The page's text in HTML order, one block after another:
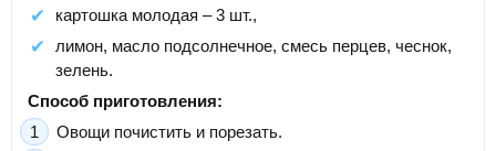
картошка молодая – 3 шт.,
лимон, масло подсолнечное, смесь перцев, чеснок,
зелень.
Способ приготовления:
Овощи почистить и порезать.